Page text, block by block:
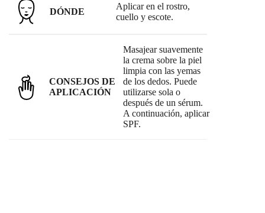
DÓNDE
Aplicar en el rostro,
cuello y escote.
CONSEJOS DE
APLICACIÓN
Masajear suavemente
la crema sobre la piel
limpia con las yemas
de los dedos. Puede
utilizarse sola o
después de un sérum.
A continuación, aplicar
SPF.